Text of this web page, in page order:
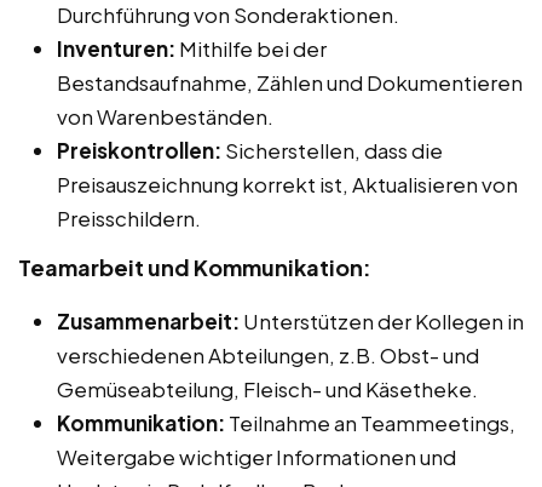
Durchführung von Sonderaktionen.
Inventuren: Mithilfe bei der
Bestandsaufnahme, Zählen und Dokumentieren
von Warenbeständen.
Preiskontrollen: Sicherstellen, dass die
Preisauszeichnung korrekt ist, Aktualisieren von
Preisschildern.
Teamarbeit und Kommunikation:
Zusammenarbeit: Unterstützen der Kollegen in
verschiedenen Abteilungen, z.B. Obst- und
Gemüseabteilung, Fleisch- und Käsetheke.
Kommunikation: Teilnahme an Teammeetings,
Weitergabe wichtiger Informationen und